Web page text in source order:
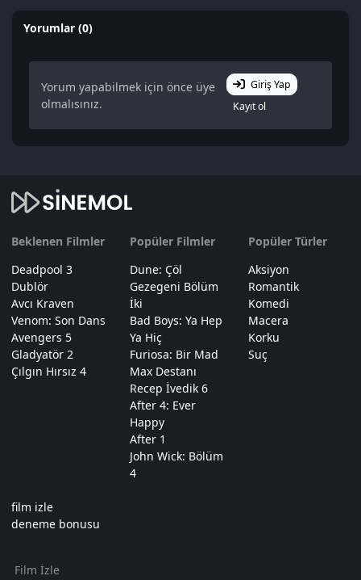
Yorumlar (0)
Yorum yapabilmek için önce üye
olmalısınız.
Giriş Yap
Kayıt ol
Beklenen Filmler
Deadpool 3
Dublör
Avcı Kraven
Venom: Son Dans
Avengers 5
Gladyatör 2
Çılgın Hırsız 4
Popüler Filmler
Dune: Çöl
Gezegeni Bölüm
İki
Bad Boys: Ya Hep
Ya Hiç
Furiosa: Bir Mad
Max Destanı
Recep İvedik 6
After 4: Ever
Happy
After 1
John Wick: Bölüm
4
Popüler Türler
Aksiyon
Romantik
Komedi
Macera
Korku
Suç
film izle
deneme bonusu
Film İzle